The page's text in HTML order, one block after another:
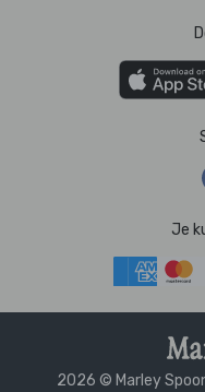
Je
2026 © Marley